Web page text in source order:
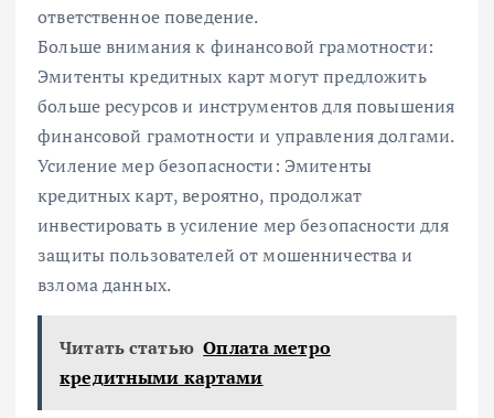
ответственное поведение.
Больше внимания к финансовой грамотности:
Эмитенты кредитных карт могут предложить
больше ресурсов и инструментов для повышения
финансовой грамотности и управления долгами.
Усиление мер безопасности: Эмитенты
кредитных карт, вероятно, продолжат
инвестировать в усиление мер безопасности для
защиты пользователей от мошенничества и
взлома данных.
Читать статью Оплата метро
кредитными картами